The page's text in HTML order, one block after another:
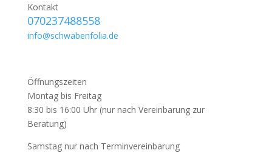
Kontakt
070237488558
info@schwabenfolia.de
Öffnungszeiten
Montag bis Freitag
8:30 bis 16:00 Uhr (nur nach Vereinbarung zur
Beratung)
Samstag nur nach Terminvereinbarung